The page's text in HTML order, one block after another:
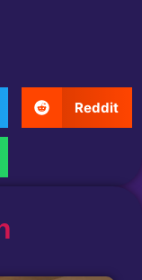
Reddit